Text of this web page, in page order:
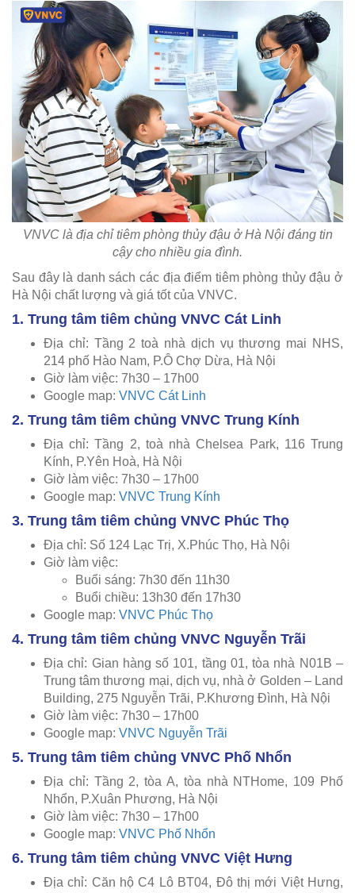
VNVC là địa chỉ tiêm phòng thủy đậu ở Hà Nội đáng tin
cậy cho nhiều gia đình.
Sau đây là danh sách các địa điểm tiêm phòng thủy đậu ở
Hà Nội chất lượng và giá tốt của VNVC.
1. Trung tâm tiêm chủng VNVC Cát Linh
Địa chỉ: Tầng 2 toà nhà dịch vụ thương mai NHS,
214 phố Hào Nam, P.Ô Chợ Dừa, Hà Nội
Giờ làm việc: 7h30 – 17h00
Google map: VNVC Cát Linh
2. Trung tâm tiêm chủng VNVC Trung Kính
Địa chỉ: Tầng 2, toà nhà Chelsea Park, 116 Trung
Kính, P.Yên Hoà, Hà Nội
Giờ làm việc: 7h30 – 17h00
Google map: VNVC Trung Kính
3. Trung tâm tiêm chủng VNVC Phúc Thọ
Địa chỉ: Số 124 Lạc Trị, X.Phúc Thọ, Hà Nội
Giờ làm việc:
Buổi sáng: 7h30 đến 11h30
Buổi chiều: 13h30 đến 17h30
Google map: VNVC Phúc Thọ
4. Trung tâm tiêm chủng VNVC Nguyễn Trãi
Địa chỉ: Gian hàng số 101, tầng 01, tòa nhà N01B –
Trung tâm thương mại, dịch vụ, nhà ở Golden – Land
Building, 275 Nguyễn Trãi, P.Khương Đình, Hà Nội
Giờ làm việc: 7h30 – 17h00
Google map: VNVC Nguyễn Trãi
5. Trung tâm tiêm chủng VNVC Phố Nhổn
Địa chỉ: Tầng 2, tòa A, tòa nhà NTHome, 109 Phố
Nhổn, P.Xuân Phương, Hà Nội
Giờ làm việc: 7h30 – 17h00
Google map: VNVC Phố Nhổn
6. Trung tâm tiêm chủng VNVC Việt Hưng
Địa chỉ: Căn hộ C4 Lô BT04, Đô thị mới Việt Hưng,